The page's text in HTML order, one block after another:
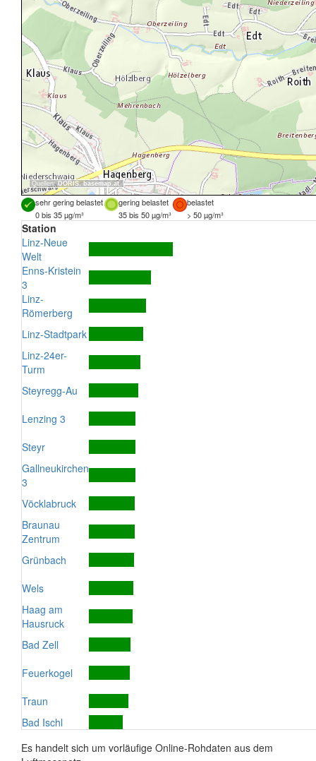
Quellen: DORIS,basemap.at
sehr gering belastet gering belastet
belastet
0 bis 35 µg/m³
35 bis 50 µg/m³ > 50 µg/m³
Station
Linz-Neue
Welt
Enns-Kristein
3
Linz-
Römerberg
Linz-Stadtpark
Linz-24er-
Turm
Steyregg-Au
Lenzing 3
Steyr
Gallneukirchen
3
Vöcklabruck
Braunau
Zentrum
Grünbach
Wels
Haag am
Hausruck
Bad Zell
Feuerkogel
Traun
Bad Ischl
Es handelt sich um vorläufige Online-Rohdaten aus dem